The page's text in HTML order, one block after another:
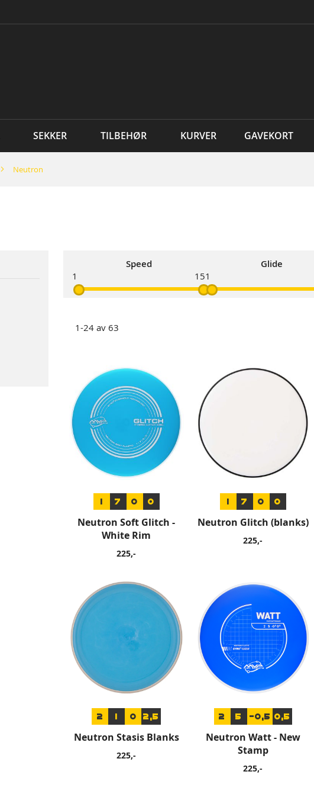
SEKKER TILBEHØR KURVER GAVEKORT
Neutron
Speed
1 15
Glide
1
1-24 av 63
1 7 0 0
Neutron Soft Glitch -
White Rim
225,-
1 7 0 0
Neutron Glitch (blanks)
225,-
2 1 0 2,5
Neutron Stasis Blanks
225,-
2 5 -0,5 0,5
Neutron Watt - New
Stamp
225,-